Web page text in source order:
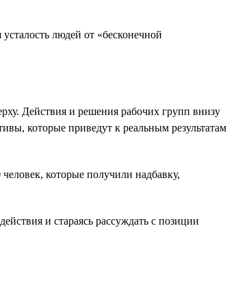
людей от «бесконечной
Действия и решения рабочих групп внизу
которые приведут к реальным результатам
которые получили надбавку,
и стараясь рассуждать с позиции